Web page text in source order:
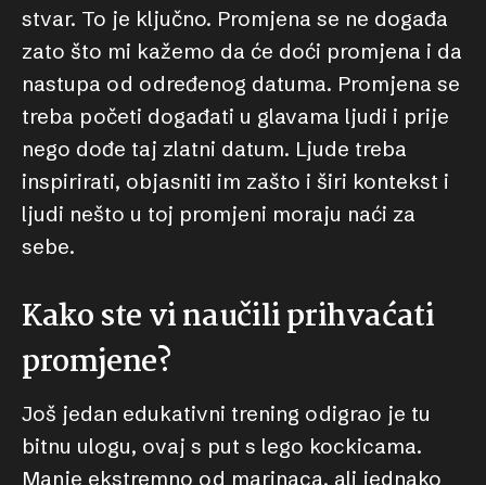
stvar. To je ključno. Promjena se ne događa
zato što mi kažemo da će doći promjena i da
nastupa od određenog datuma. Promjena se
treba početi događati u glavama ljudi i prije
nego dođe taj zlatni datum. Ljude treba
inspirirati, objasniti im zašto i širi kontekst i
ljudi nešto u toj promjeni moraju naći za
sebe.
Kako ste vi naučili prihvaćati
promjene?
Još jedan edukativni trening odigrao je tu
bitnu ulogu, ovaj s put s lego kockicama.
Manje ekstremno od marinaca, ali jednako